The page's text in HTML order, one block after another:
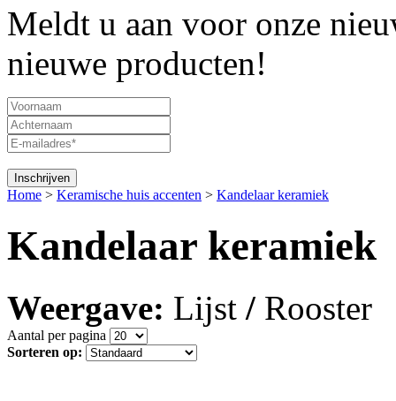
Meldt u aan voor onze
nieuwe producten!
Home > Keramische huis accenten > Kandelaar keramiek
Kandelaar keramiek
Weergave: Lijst / Rooster
Aantal per pagina
Sorteren op: